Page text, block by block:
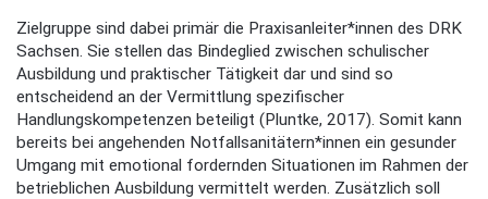
Zielgruppe sind dabei primär die Praxisanleiter*innen des DRK
Sachsen. Sie stellen das Bindeglied zwischen schulischer
Ausbildung und praktischer Tätigkeit dar und sind so
entscheidend an der Vermittlung spezifischer
Handlungskompetenzen beteiligt (Pluntke, 2017). Somit kann
bereits bei angehenden Notfallsanitätern*innen ein gesunder
Umgang mit emotional fordernden Situationen im Rahmen der
betrieblichen Ausbildung vermittelt werden. Zusätzlich soll